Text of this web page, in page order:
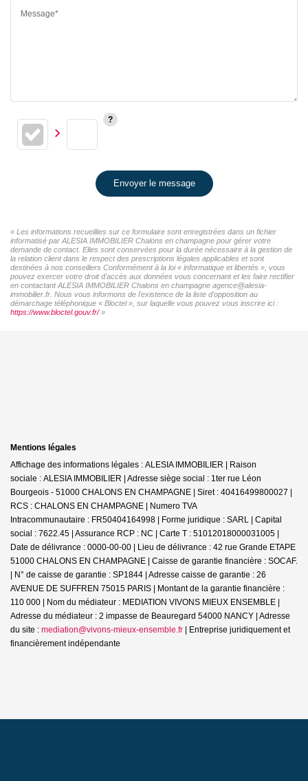
Message*
Envoyer le message
« Les informations recueillies sur ce formulaire sont enregistrées dans un fichier
informatisé par ALESIA IMMOBILIER Chalons en champagne pour gérer votre
demande de contact. Elles sont conservées pour la durée nécessaire à la gestion de
la relation client dans le respect des prescriptions légales applicables et sont
destinées à nos conseillers Conformément à la loi « informatique et libertés », vous
pouvez exercer votre droit d'accès aux données vous concernant et les faire rectifier
en contactant ALESIA IMMOBILIER Chalons en champagne agence@alesia-
immobilier.fr. Nous vous informons de l'existence de la liste d'opposition au
démarchage téléphonique « Bloctel », sur laquelle vous pouvez vous inscrire ici :
https://www.bloctel.gouv.fr/»
Mentions légales
Affichage des informations légales : ALESIA IMMOBILIER | Raison
sociale : ALESIA IMMOBILIER | Adresse siège social : 1ter rue Léon
Bourgeois - 51000 CHALONS EN CHAMPAGNE | Siret : 40416499800027 |
RCS : CHALONS EN CHAMPAGNE | Numero TVA
Intracommunautaire : FR50404164998 | Forme juridique : SARL | Capital
social : 7622.45 | Assurance RCP : NC | Carte T : 51012018000031005 |
Date de délivrance : 0000-00-00 | Lieu de délivrance : 42 rue Grande ETAPE
51000 CHALONS EN CHAMPAGNE | Caisse de garantie financière : SOCAF.
| N° de caisse de garantie : SP1844 | Adresse caisse de garantie : 26
AVENUE DE SUFFREN 75015 PARIS | Montant de la garantie financière :
110 000 | Nom du médiateur : MEDIATION VIVONS MIEUX ENSEMBLE |
Adresse du médiateur : 2 impasse de Beauregard 54000 NANCY | Adresse
du site : mediation@vivons-mieux-ensemble.fr | Entreprise juridiquement et
financièrement indépendante